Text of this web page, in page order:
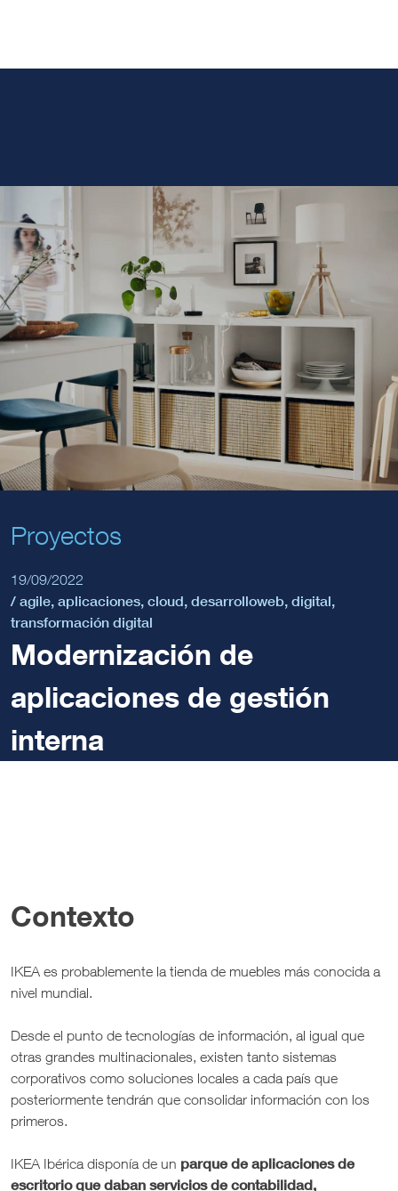
Proyectos
19/09/2022
/ agile, aplicaciones, cloud, desarrolloweb, digital,
transformación digital
Modernización de
aplicaciones de gestión
interna
Contexto
IKEA es probablemente la tienda de muebles más conocida a
nivel mundial.
Desde el punto de tecnologías de información, al igual que
otras grandes multinacionales, existen tanto sistemas
corporativos como soluciones locales a cada país que
posteriormente tendrán que consolidar información con los
primeros.
IKEA Ibérica disponía de un parque de aplicaciones de
escritorio que daban servicios de contabilidad,